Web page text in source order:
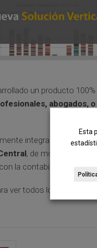
un producto
abogados,
integrada en
, de modo que
la contabilidad y
ver todos los detalles,
Esta